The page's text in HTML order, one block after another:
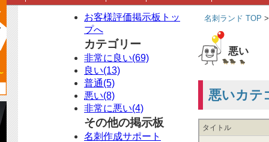
名刺ランド TOP
悪い
悪いカテ
タイトル
お客様評価掲示板トッ
プへ
カテゴリー
非常に良い(69)
良い(13)
普通(5)
悪い(8)
非常に悪い(4)
その他の掲示板
名刺作成サポート